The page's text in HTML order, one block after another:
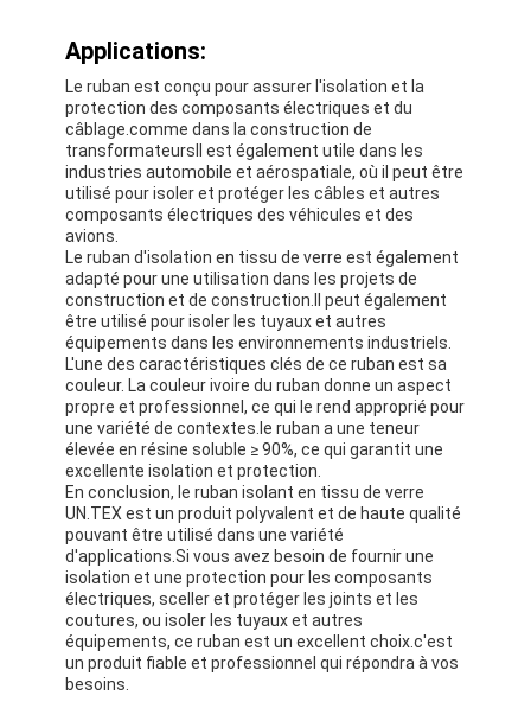
L'aluminium a fait face au papier d'emballage
Tissu de fibre de verre de papier d'aluminium
Bande de canevas d'aluminium
Ruban adhésif de tissu
Ruban adhésif dégrossi par double
Ruban adhésif d'ANIMAL FAMILIER
Moulage de précision de précision
Panneau d'isolation électrique
Applications:
Le ruban est conçu pour assurer l'isolation et la
protection des composants électriques et du
câblage.comme dans la construction de
transformateursIl est également utile dans les
industries automobile et aérospatiale, où il peut être
utilisé pour isoler et protéger les câbles et autres
composants électriques des véhicules et des
avions.
Le ruban d'isolation en tissu de verre est également
adapté pour une utilisation dans les projets de
construction et de construction.Il peut également
être utilisé pour isoler les tuyaux et autres
équipements dans les environnements industriels.
L'une des caractéristiques clés de ce ruban est sa
couleur. La couleur ivoire du ruban donne un aspect
propre et professionnel, ce qui le rend approprié pour
une variété de contextes.le ruban a une teneur
élevée en résine soluble ≥ 90%, ce qui garantit une
excellente isolation et protection.
En conclusion, le ruban isolant en tissu de verre
UN.TEX est un produit polyvalent et de haute qualité
pouvant être utilisé dans une variété
d'applications.Si vous avez besoin de fournir une
isolation et une protection pour les composants
électriques, sceller et protéger les joints et les
coutures, ou isoler les tuyaux et autres
équipements, ce ruban est un excellent choix.c'est
un produit fiable et professionnel qui répondra à vos
besoins.